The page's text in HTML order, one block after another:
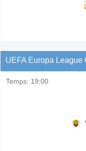
UEFA Europa League
Temps: 19:00